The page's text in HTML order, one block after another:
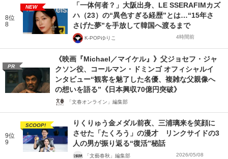
8位
8
NEW
「一体何者？」大阪出身、LE SSERAFIMカズ
ハ（23）の“異色すぎる経歴”とは…“15年さ
さげた夢”を手放して韓国へ渡るまで
K-POPゆりこ 4時間前
PR
《映画『Michael／マイケル』》父ジョセフ・ジャ
クソン役、コールマン・ドミンゴ オフィシャルイ
ンタビュー“観客を魅了した名優、複雑な父親像へ
の想いを語る”《日本興収70億円突破》
「文春オンライン」編集部
9位
9
SCOOP!
りくりゅう金メダル前夜、三浦璃来を笑顔に
させた「たくろう」の漫才 リンクサイドの3
人の男が振り返る“復活”秘話
「文藝春秋」編集部 2026/05/08